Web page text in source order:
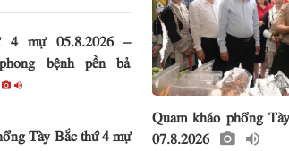
mự 05.8.2026 –
bệnh pền bả
Tày Bắc thứ 4 mự
Quam kháo phổng
07.8.2026